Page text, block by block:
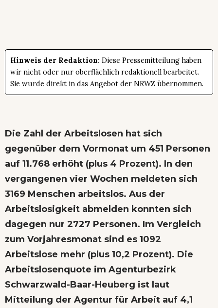
Hinweis der Redaktion: Diese Pressemitteilung haben
wir nicht oder nur oberflächlich redaktionell bearbeitet.
Sie wurde direkt in das Angebot der NRWZ übernommen.
Die Zahl der Arbeitslosen hat sich
gegenüber dem Vormonat um 451 Personen
auf 11.768 erhöht (plus 4 Prozent). In den
vergangenen vier Wochen meldeten sich
3169 Menschen arbeitslos. Aus der
Arbeitslosigkeit abmelden konnten sich
dagegen nur 2727 Personen. Im Vergleich
zum Vorjahresmonat sind es 1092
Arbeitslose mehr (plus 10,2 Prozent). Die
Arbeitslosenquote im Agenturbezirk
Schwarzwald-Baar-Heuberg ist laut
Mitteilung der Agentur für Arbeit auf 4,1